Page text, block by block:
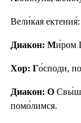
Вели́кая ектения́:
Диакон: Ми́ром
Хор: Го́споди,
Диакон: О
помо́лимся.